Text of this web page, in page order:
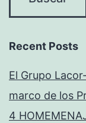
Recent Posts
El Grupo
marco de los
4